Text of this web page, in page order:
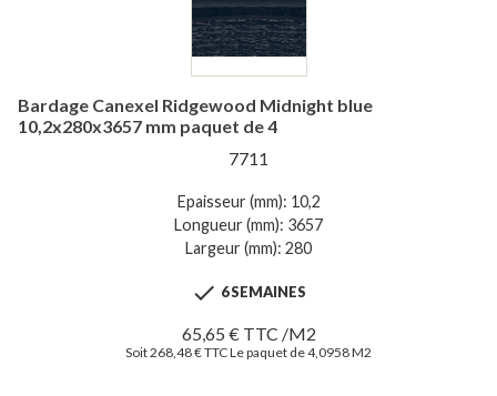
Bardage Canexel Ridgewood Midnight blue
10,2x280x3657 mm paquet de 4
7711
Epaisseur (mm): 10,2
Longueur (mm): 3657
Largeur (mm): 280
 6 SEMAINES
65,65 € TTC /M2
Soit 268,48 € TTC Le paquet de 4,0958 M2